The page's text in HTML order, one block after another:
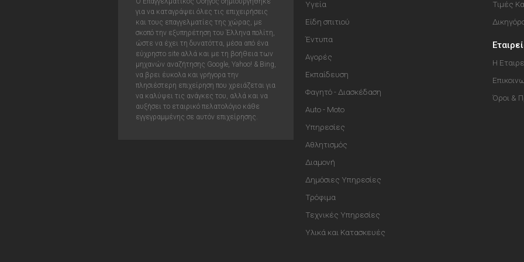
για να καταγράψει όλες τις επιχειρήσεις
και τους επαγγελματίες της χώρας, με
σκοπό την εξυπηρέτηση του Έλληνα πολίτη,
ώστε να έχει τη δυνατόττα, μέσα από ένα
εύχρηστο site αλλά και με τη βοήθεια των
μηχανών αναζήτησης Google, Yahoo! & Bing,
να βρει έυκολα και γρήγορα την
πλησιέστερη επιχείρηση που χρειάζεται για
να καλύψει τις ανάγκες του, αλλά και να
αυξήσει το εταιρικό πελατολόγιο κάθε
εγγεγραμμένης σε αυτόν επιχείρησης.
Υγεία
Είδη σπιτιού
Έντυπα
Αγορές
Εκπαίδευση
Φαγητό - Διασκέδαση
Auto - Moto
Υπηρεσίες
Αθλητισμός
Διαμονή
Δημόσιες Υπηρεσίες
Τρόφιμα
Τεχνικές Υπηρεσίες
Υλικά και Κατασκευές
Τιμές
Η
Όροι &